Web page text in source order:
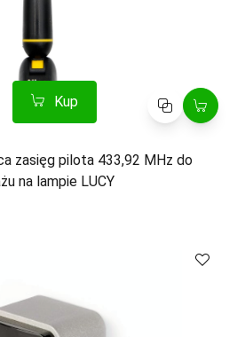
Kup Porównaj
zasięg pilota 433,92 MHz do
na lampie LUCY